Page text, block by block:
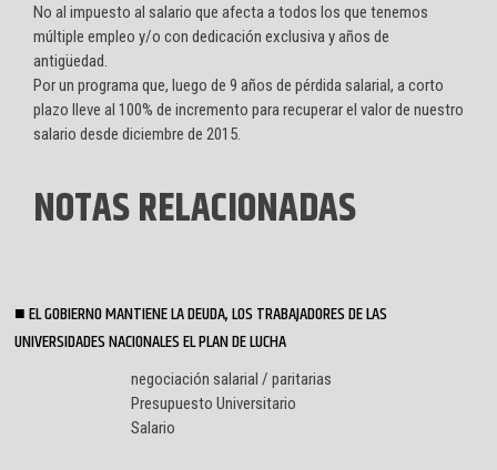
No al impuesto al salario que afecta a todos los que tenemos
múltiple empleo y/o con dedicación exclusiva y años de
antigüedad.
Por un programa que, luego de 9 años de pérdida salarial, a corto
plazo lleve al 100% de incremento para recuperar el valor de nuestro
salario desde diciembre de 2015.
NOTAS RELACIONADAS
EL GOBIERNO MANTIENE LA DEUDA, LOS TRABAJADORES DE LAS
UNIVERSIDADES NACIONALES EL PLAN DE LUCHA
negociación salarial / paritarias
Presupuesto Universitario
Salario